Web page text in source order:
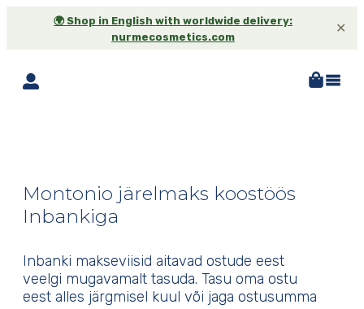
🌍 Shop in English with worldwide delivery:
nurmecosmetics.com
✕
Montonio
Montonio järelmaks koostöös
Inbankiga
Inbanki makseviisid aitavad ostude eest
veelgi mugavamalt tasuda. Tasu oma ostu
eest alles järgmisel kuul või jaga ostusumma